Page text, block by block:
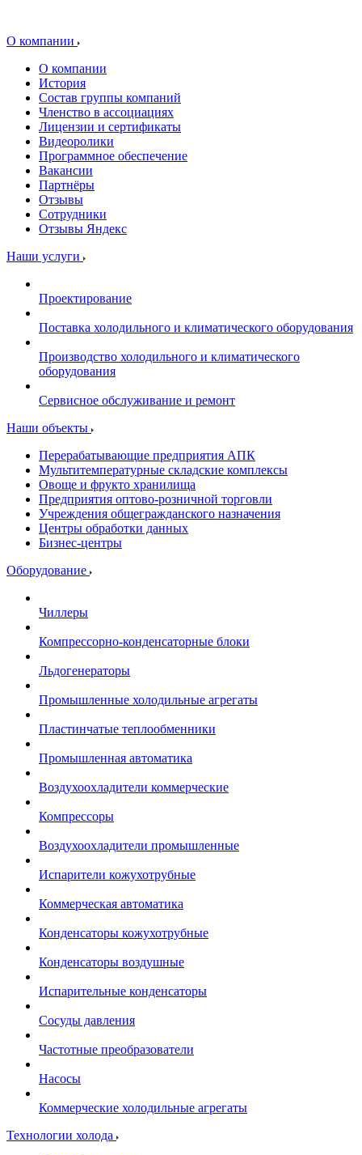
О компании
О компании
История
Состав группы компаний
Членство в ассоциациях
Лицензии и сертификаты
Видеоролики
Программное обеспечение
Вакансии
Партнёры
Отзывы
Сотрудники
Отзывы Яндекс
Наши услуги
Проектирование
Поставка холодильного и климатического оборудования
Производство холодильного и климатического
оборудования
Сервисное обслуживание и ремонт
Наши объекты
Перерабатывающие предприятия АПК
Мультитемпературные складские комплексы
Овоще и фрукто хранилища
Предприятия оптово-розничной торговли
Учреждения общегражданского назначения
Центры обработки данных
Бизнес-центры
Оборудование
Чиллеры
Компрессорно-конденсаторные блоки
Льдогенераторы
Промышленные холодильные агрегаты
Пластинчатые теплообменники
Промышленная автоматика
Воздухоохладители коммерческие
Компрессоры
Воздухоохладители промышленные
Испарители кожухотрубные
Коммерческая автоматика
Конденсаторы кожухотрубные
Конденсаторы воздушные
Испарительные конденсаторы
Сосуды давления
Частотные преобразователи
Насосы
Коммерческие холодильные агрегаты
Технологии холода